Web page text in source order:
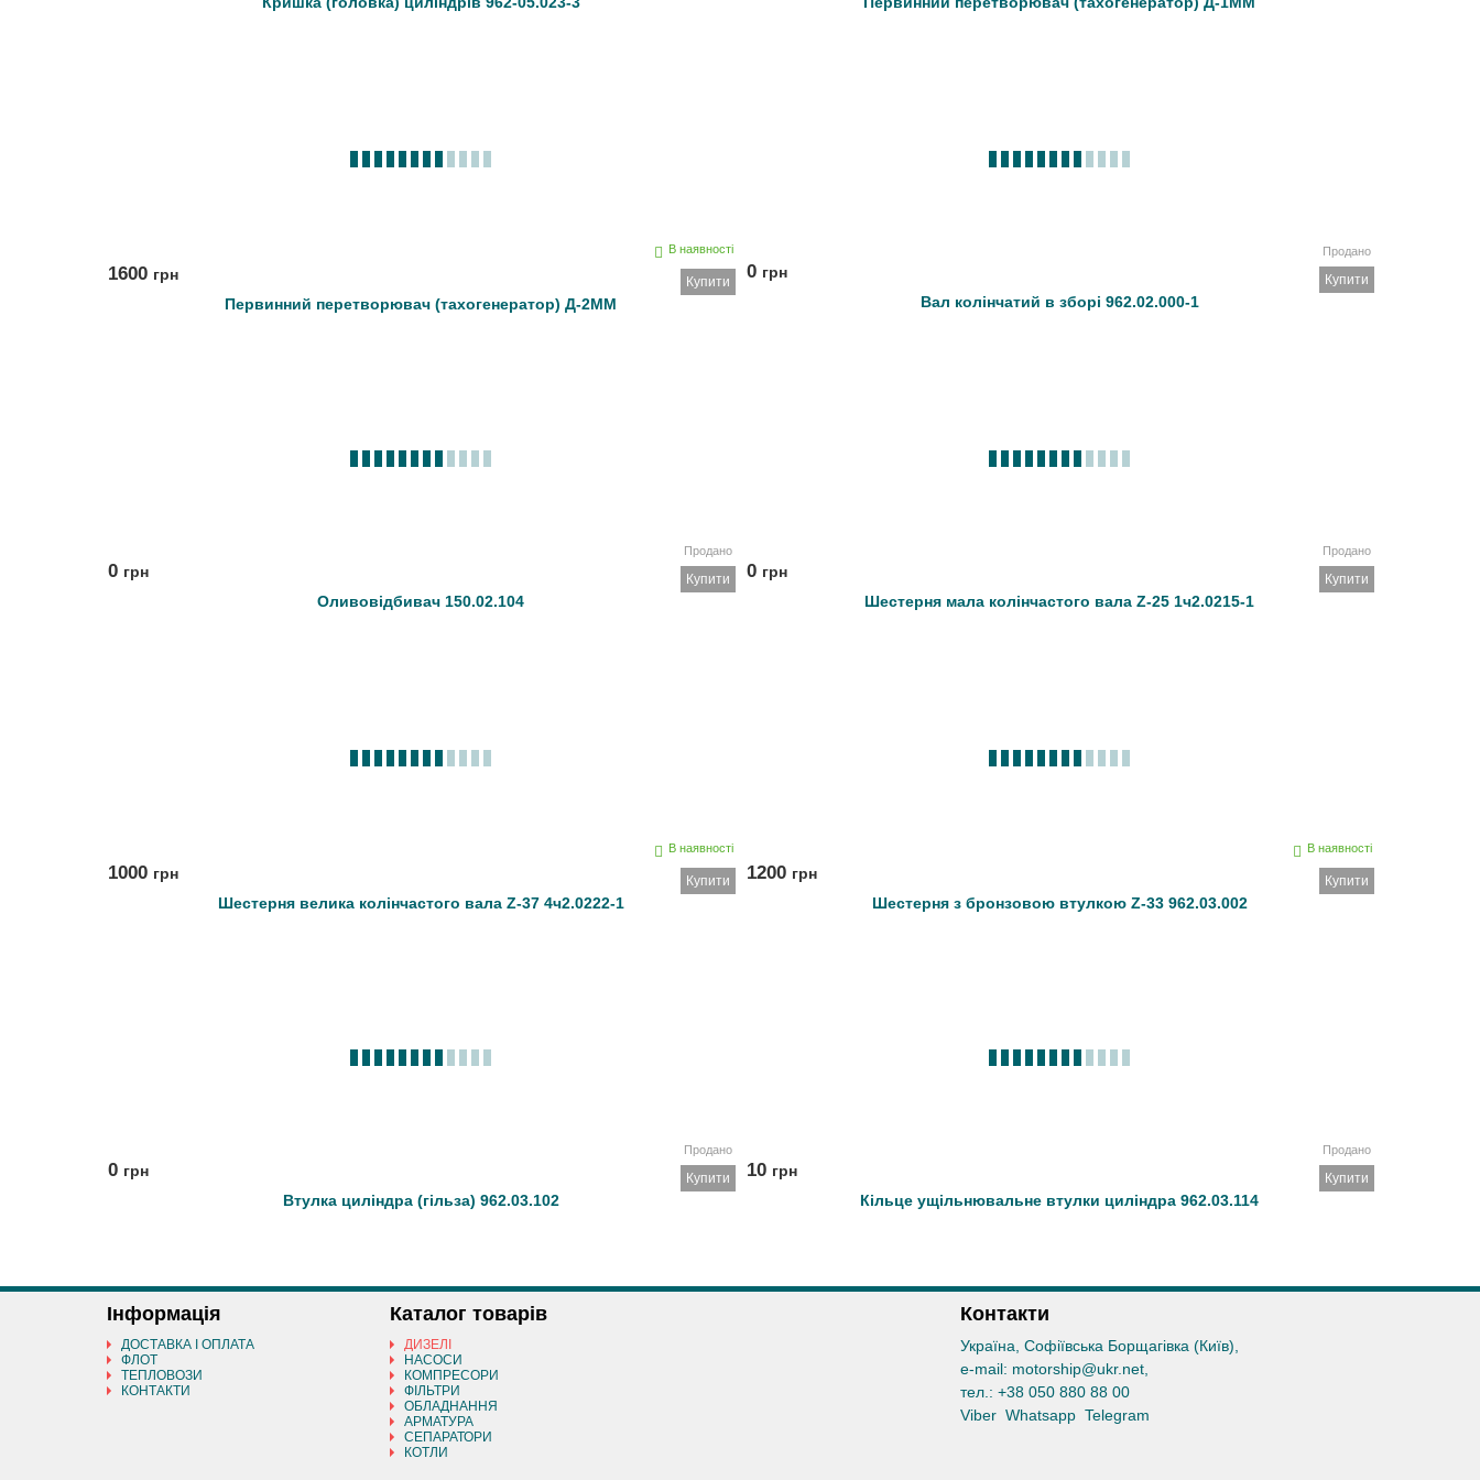
В наявності
1600 грн Купити
Первинний перетворювач (тахогенератор) Д-2ММ
Продано
0 грн Купити
Вал колінчатий в зборі 962.02.000-1
Продано
0 грн Купити
Оливовідбивач 150.02.104
Продано
0 грн Купити
Шестерня мала колінчастого вала Z-25 1ч2.0215-1
В наявності
1000 грн Купити
Шестерня велика колінчастого вала Z-37 4ч2.0222-1
В наявності
1200 грн Купити
Шестерня з бронзовою втулкою Z-33 962.03.002
Продано
0 грн Купити
Втулка циліндра (гільза) 962.03.102
Продано
10 грн Купити
Кільце ущільнювальне втулки циліндра 962.03.114
Інформація
ДОСТАВКА І ОПЛАТА
ФЛОТ
ТЕПЛОВОЗИ
КОНТАКТИ
Каталог товарів
ДИЗЕЛІ
НАСОСИ
КОМПРЕСОРИ
ФІЛЬТРИ
ОБЛАДНАННЯ
АРМАТУРА
СЕПАРАТОРИ
КОТЛИ
Контакти
Україна, Софіївська Борщагівка (Київ)
e-mail: motorship@ukr.net
тел.: +38 050 880 88 00
Viber Whatsapp Telegram